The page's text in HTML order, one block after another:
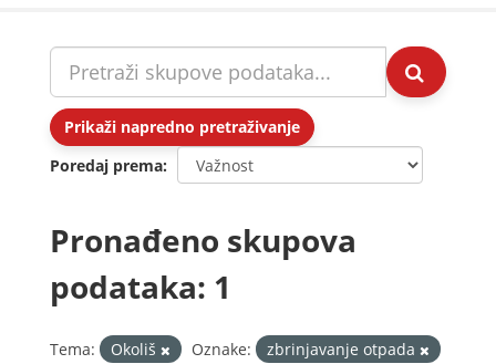
Prikaži napredno pretraživanje
Poredaj prema
Pronađeno skupova
podataka: 1
Tema: Okoliš Oznake:
zbrinjavanje otpada